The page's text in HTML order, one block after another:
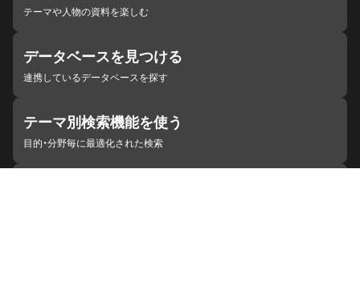
テーマや人物の資料を楽しむ
データベースを見つける
連携しているデータベースを探す
テーマ別検索機能を使う
目的・分野毎に最適化された検索